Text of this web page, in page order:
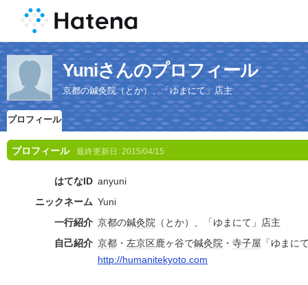
Yuniさんのプロフィール
京都の鍼灸院（とか）、「ゆまにて」店主
プロフィール
プロフィール 最終更新日: 2015/04/15
はてなID anyuni
ニックネーム Yuni
一行紹介 京都の鍼灸院 （とか）、「ゆまにて」店主
自己紹介 京都 ・ 左京区鹿ヶ谷で鍼灸院 ・ 寺子屋 「ゆま
http://humanitekyoto.com